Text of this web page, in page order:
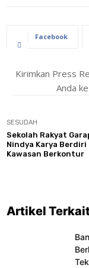
Facebook
Kirimkan Press
Anda
SESUDAH
Sekolah Rakyat
Nindya Karya Berdiri
Kawasan Berkontur
Artikel